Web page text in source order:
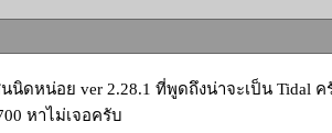
นิดหน่อย ver 2.28.1 ที่พูดถึงน่าจะเป็น Tidal
หาไม่เจอครับ